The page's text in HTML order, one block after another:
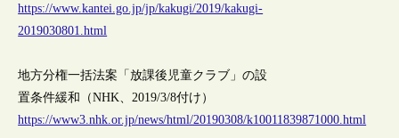
https://www.kantei.go.jp/jp/kakugi/2019/kakugi-
2019030801.html
地方分権一括法案「放課後児童クラブ」の設
置条件緩和（NHK、2019/3/8付け）
https://www3.nhk.or.jp/news/html/20190308/k10011839871000.html